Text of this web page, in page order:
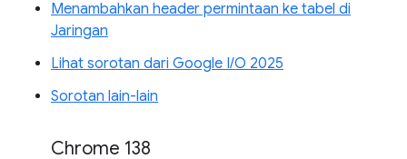
Menambahkan header permintaan ke tabel di
Jaringan
Lihat sorotan dari Google I/O 2025
Sorotan lain-lain
Chrome 138